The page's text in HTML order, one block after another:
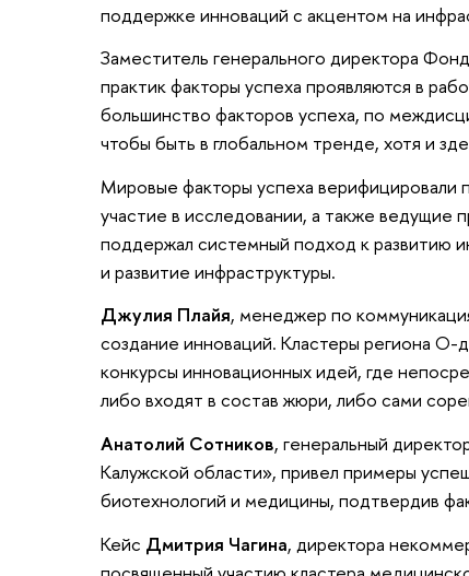
поддержке инноваций с акцентом на
Заместитель генерального директора
практик факторы успеха проявляются в
большинство факторов успеха, по
чтобы быть в глобальном тренде, хотя и
Мировые факторы успеха верифицировали
участие в исследовании, а также ведущие
поддержал системный подход к развитию
и развитие инфраструктуры.
Джулия Плайя, менеджер по
создание инноваций. Кластеры региона
конкурсы инновационных идей, где
либо входят в состав жюри, либо сами
Анатолий Сотников, генеральный
Калужской области», привел примеры
биотехнологий и медицины, подтвердив
Кейс Дмитрия Чагина, директора